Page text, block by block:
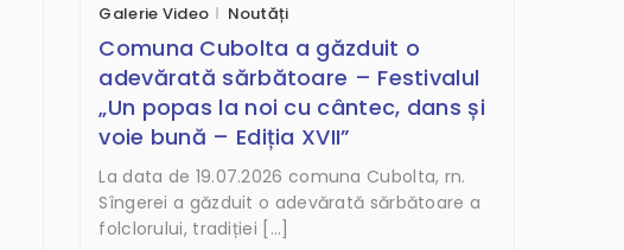
Galerie Video Noutăți
Comuna Cubolta a găzduit o
adevărată sărbătoare – Festivalul
„Un popas la noi cu cântec, dans și
voie bună – Ediția XVII”
La data de 19.07.2026 comuna Cubolta, rn.
Sîngerei a găzduit o adevărată sărbătoare a
folclorului, tradiției […]